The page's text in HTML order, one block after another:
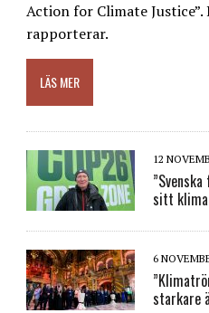
Action for Climate
rapporterar.
LÄS MER
12
sitt
6
starkare